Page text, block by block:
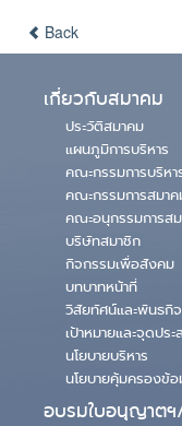
Back
เกี่ยวกับสมาคม
ประวัติสมาคม
แผนภูมิการบริหาร
คณะกรรมการบริหา
คณะกรรมการสมา
คณะอนุกรรมการส
บริษัทสมาชิก
กิจกรรมเพื่อสังคม
บทบาทหน้าที่
วิสัยทัศน์และพันธกิจ
เป้าหมายและจุดปร
นโยบายบริหาร
นโยบายคุ้มครองข้
อบรมใบอนุญาต